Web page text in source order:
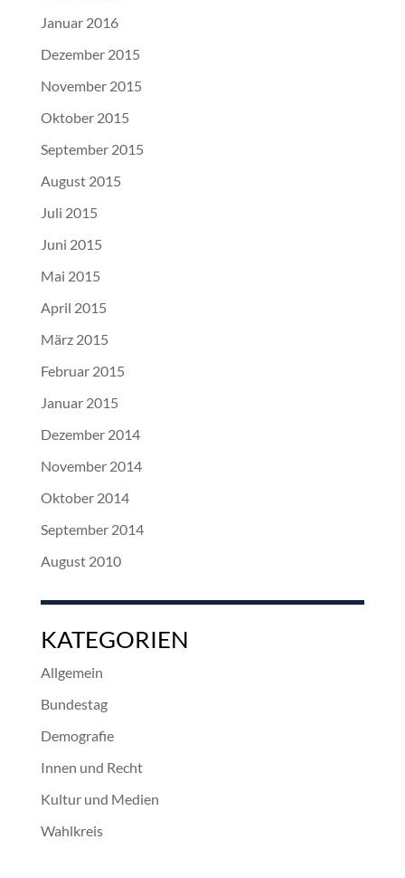
Januar 2016
Dezember 2015
November 2015
Oktober 2015
September 2015
August 2015
Juli 2015
Juni 2015
Mai 2015
April 2015
März 2015
Februar 2015
Januar 2015
Dezember 2014
November 2014
Oktober 2014
September 2014
August 2010
KATEGORIEN
Allgemein
Bundestag
Demografie
Innen und Recht
Kultur und Medien
Wahlkreis